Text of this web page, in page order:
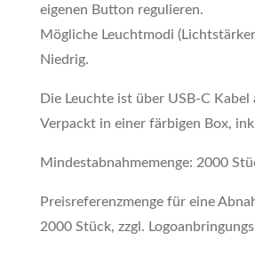
eigenen Button regulieren.
Mögliche Leuchtmodi
Niedrig.
Die Leuchte ist über USB-C Kabel
Verpackt in einer färbigen Box,
Mindestabnahmemenge: 2000
Preisreferenzmenge für eine
2000 Stück, zzgl.